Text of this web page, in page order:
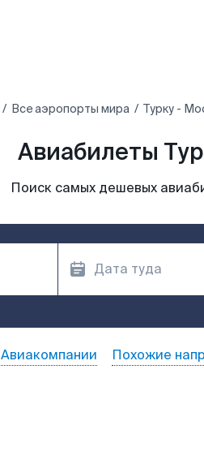
Все аэропорты мира Турку -
Авиабилеты
Поиск самых дешевых
Авиакомпании Похожие